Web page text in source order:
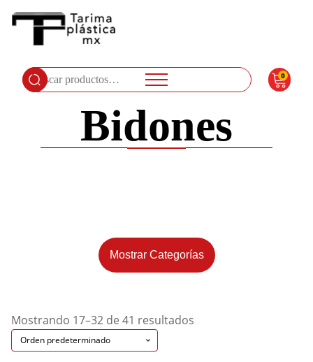
Buscar
por:
0
Bidones
Mostrar Categorías
Mostrando 17–32 de 41 resultados